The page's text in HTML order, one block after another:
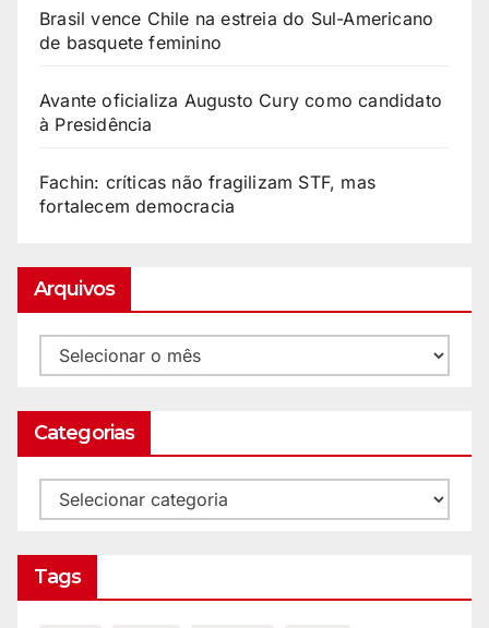
Brasil vence Chile na estreia do Sul-Americano
de basquete feminino
Avante oficializa Augusto Cury como candidato
à Presidência
Fachin: críticas não fragilizam STF, mas
fortalecem democracia
Arquivos
Categorias
Tags